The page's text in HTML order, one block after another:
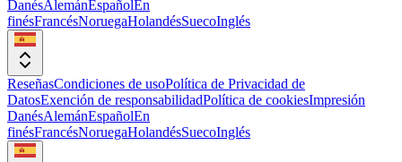
DanésAlemánEspañolEn
finésFrancésNoruegaHolandésSuecoInglés
ReseñasCondiciones de usoPolítica de Privacidad de
DatosExención de responsabilidadPolítica de cookiesImpresión
DanésAlemánEspañolEn
finésFrancésNoruegaHolandésSuecoInglés